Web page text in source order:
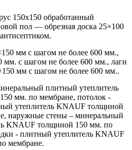
150x150 обработанный
пол — обрезная доска 25×100
мм с шагом не более 600 мм.,
мм. с шагом не более 600 мм., лаги
мм с шагом не более 600 мм..
плитный утеплитель
мм. по мембране, потолок -
утеплитель KNAUF толщиной
наружные стены – минеральный
KNAUF толщиной 150 мм. по
- плитный утеплитель KNAUF
мембране.